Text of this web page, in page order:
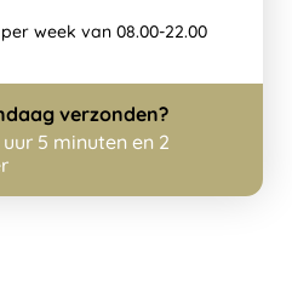
week van 08.00-22.00
verzonden?
uur 5 minuten en 2